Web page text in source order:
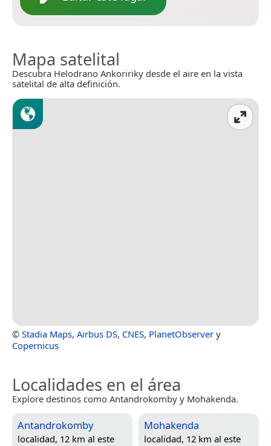
Mapa satelital
Descubra Helodrano Ankoririky desde el aire en la vista
satelital de alta definición.
© Stadia Maps, Airbus DS, CNES, PlanetObserver y
Copernicus
Localidades en el área
Explore destinos como Antandrokomby y Mohakenda.
Antandrokomby
localidad, 12 km al este
Mohakenda
localidad, 12 km al este